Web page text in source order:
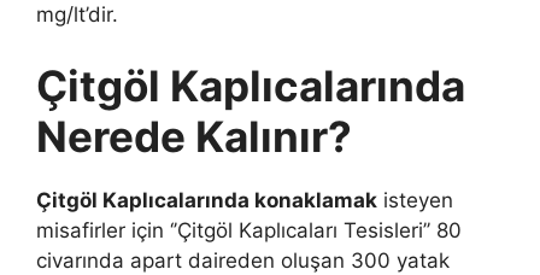
mg/lt’dir.
Çitgöl Kaplıcalarında
Nerede Kalınır?
Çitgöl Kaplıcalarında konaklamak isteyen
misafirler için ‘’Çitgöl Kaplıcaları Tesisleri’’ 80
civarında apart daireden oluşan 300 yatak